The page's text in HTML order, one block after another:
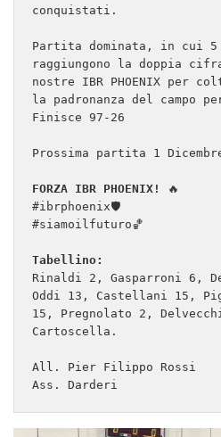
conquistati.
Partita dominata, in cui 5
raggiungono la doppia
nostre IBR PHOENIX per
la padronanza del
Finisce 97-26
Prossima partita 1
FORZA IBR PHOENIX!
🔥
#ibrphoenix🛡
#siamoilfuturo🏀
Tabellino:
Rinaldi 2, Gasparroni 6,
Oddi 13, Castellani 15,
15, Pregnolato 2,
Cartoscella.
All. Pier Filippo Rossi
Ass. Darderi